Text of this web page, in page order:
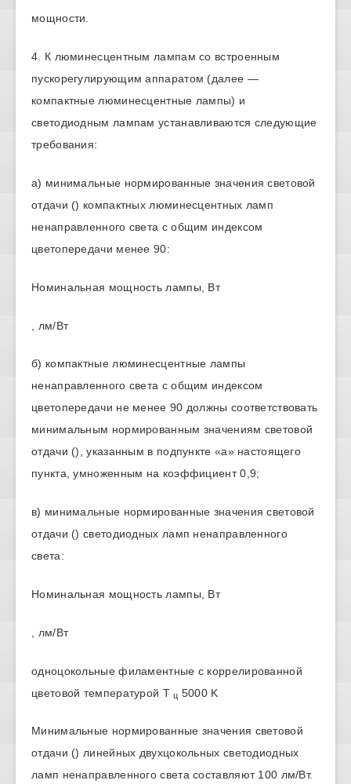
мощности.
4. К люминесцентным лампам со встроенным
пускорегулирующим аппаратом (далее —
компактные люминесцентные лампы) и
светодиодным лампам устанавливаются следующие
требования:
а) минимальные нормированные значения световой
отдачи () компактных люминесцентных ламп
ненаправленного света с общим индексом
цветопередачи менее 90:
Номинальная мощность лампы, Вт
, лм/Вт
б) компактные люминесцентные лампы
ненаправленного света с общим индексом
цветопередачи не менее 90 должны соответствовать
минимальным нормированным значениям световой
отдачи (), указанным в подпункте «а» настоящего
пункта, умноженным на коэффициент 0,9;
в) минимальные нормированные значения световой
отдачи () светодиодных ламп ненаправленного
света:
Номинальная мощность лампы, Вт
, лм/Вт
одноцокольные филаментные с коррелированной
цветовой температурой Тц 5000 K
Минимальные нормированные значения световой
отдачи () линейных двухцокольных светодиодных
ламп ненаправленного света составляют 100 лм/Вт.